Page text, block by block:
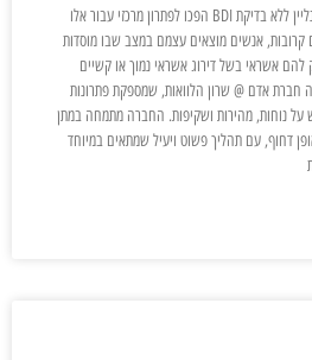
בעידן הכלכלי המודרני, הלוואות אונליין ללא בדיקת BDI הפכו לפתרון מרכזי עבור אלו
קרובות, אנשים מוצאים עצמם במצב שבו מוסדות
להם אשראי בשל דירוג אשראי נמוך או קשיים
חברת אדם @ שרון הלוואות, שמספקת פתרונות
על נוחות, מהירות ושקיפות. החברה מתמחה במתן
דחוף, עם תהליך פשוט ויעיל שמתאים במיוחד